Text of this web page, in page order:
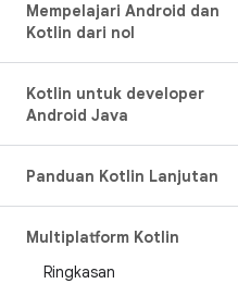
Mempelajari Android dan
Kotlin dari nol
Kotlin untuk developer
Android Java
Panduan Kotlin Lanjutan
Multiplatform Kotlin
Ringkasan